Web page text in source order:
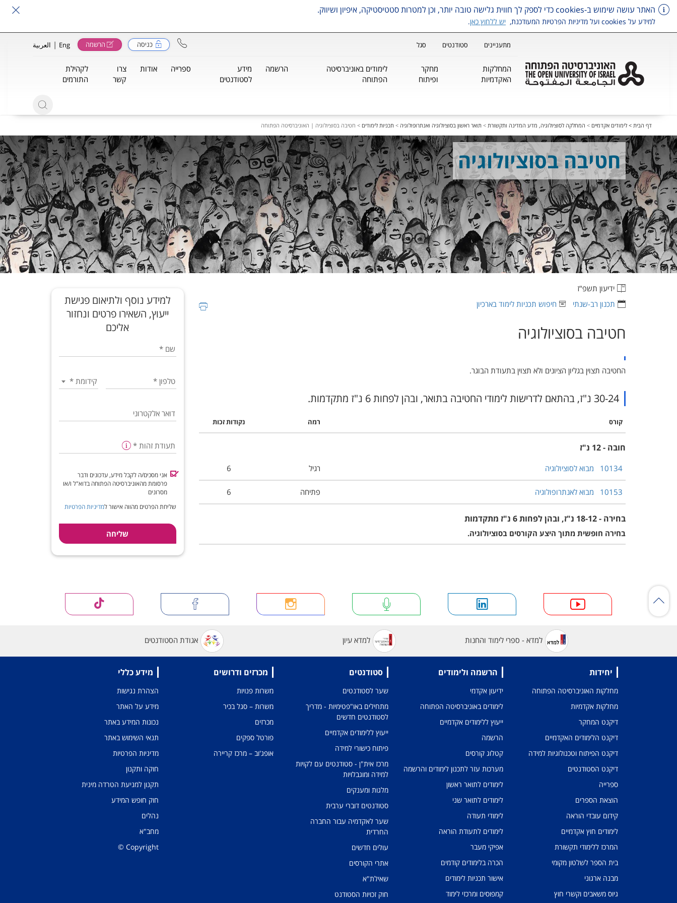
האתר עושה שימוש ב-cookies כדי לספק לך חווית גלישה טובה יותר, וכן למטרות סטטיסטיקה, איפיון ושיווק.
למידע על cookies ועל מדיניות הפרטיות המעודכנת, יש ללחוץ כאן.
מתעניינים סטודנטים סגל כניסה הרשמה Eng
| العربية
המחלקות
האקדמיות
מחקר
ופיתוח
לימודים באוניברסיטה
הפתוחה
הרשמה
מידע
לסטודנטים
ספרייה אודות
צרו
קשר
לקהילת
התורמים
דף הבית > לימודים אקדמיים > המחלקה לסוציולוגיה, מדע המדינה ותקשורת > תואר ראשון בסוציולוגיה ואנתרופולוגיה > תכניות לימודים > חטיבה בסוציולוגיה | האוניברסיטה הפתוחה
חטיבה בסוציולוגיה
ידיעון תשפ"ז
תכנון רב-שנתי
חיפוש תכניות לימוד בארכיון
חטיבה בסוציולוגיה
החטיבה תצוין בגליון הציונים ולא תצוין בתעודת הבוגר.
30-24 נ"ז, בהתאם לדרישות לימודי החטיבה בתואר, ובהן לפחות 6 נ"ז מתקדמות.
קורס רמה נקודות זכות
חובה - 12 נ"ז
10134 מבוא לסוציולוגיה רגיל 6
10153 מבוא לאנתרופולוגיה פתיחה 6
בחירה - 18-12 נ"ז, ובהן לפחות 6 נ"ז מתקדמות
בחירה חופשית מתוך היצע הקורסים בסוציולוגיה.
למידע נוסף ולתיאום פגישת
ייעוץ, השאירו פרטים ונחזור
אליכם
שם *
תעודת זהות *
טלפון * קידומת *
דואר אלקטרוני
אני מסכים/ה לקבל מידע, עדכונים ודבר
פרסומת מהאוניברסיטה הפתוחה בדוא"ל ו/או
מסרונים
שליחת הפרטים מהווה אישור למדיניות הפרטיות
למדא - ספרי לימוד והחנות למדא עיון אגודת הסטודנטים
יחידות
מחלקות האוניברסיטה הפתוחה
מחלקות אקדמיות
דיקנט המחקר
דיקנט הלימודים האקדמיים
דיקנט הפיתוח וטכנולוגיות למידה
דיקנט הסטודנטים
ספרייה
הוצאת הספרים
קידום עובדי הוראה
לימודים חוץ אקדמיים
המרכז ללימודי תקשורת
בית הספר לשלטון מקומי
מבנה ארגוני
גיוס משאבים וקשרי חוץ
הרשמה ולימודים
ידיעון אקדמי
לימודים באוניברסיטה הפתוחה
ייעוץ ללימודים אקדמיים
הרשמה
קטלוג קורסים
מערכות עזר לתכנון לימודים והרשמה
לימודים לתואר ראשון
לימודים לתואר שני
לימודי תעודה
לימודים לתעודת הוראה
אפיקי מעבר
הכרה בלימודים קודמים
אישור תכניות לימודים
קמפוסים ומרכזי לימוד
סטודנטים
שער לסטודנטים
מתחילים באו"פטימיות - מדריך
לסטודנטים חדשים
ייעוץ ללימודים אקדמיים
פיתוח כישורי למידה
מרכז אית"ן - סטודנטים עם לקויות
למידה ומוגבלויות
מלגות ומענקים
סטודנטים דוברי ערבית
שער לאקדמיה עבור החברה
החרדית
עולים חדשים
אתרי הקורסים
שאילת"א
חוק זכויות הסטודנט
מכרזים ודרושים
משרות פנויות
משרות – סגל בכיר
מכרזים
פורטל ספקים
אופג'וב – מרכז קריירה
מידע כללי
הצהרת נגישות
מידע על האתר
נכונות המידע באתר
תנאי השימוש באתר
מדיניות הפרטיות
חוקה ותקנון
תקנון למניעת הטרדה מינית
חוק חופש המידע
נהלים
מחב"א
Copyright ©